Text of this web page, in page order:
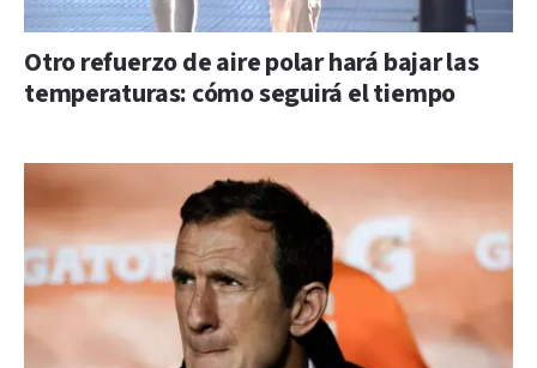
Otro refuerzo de aire polar hará bajar las
temperaturas: cómo seguirá el tiempo